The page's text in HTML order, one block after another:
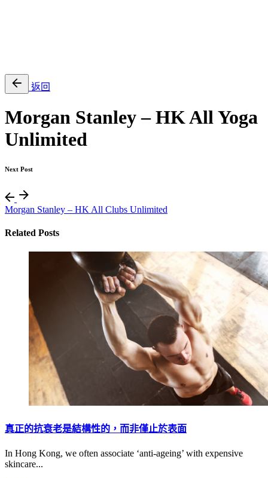
返回
Morgan Stanley – HK All Yoga
Unlimited
Next Post
Morgan Stanley – HK All Clubs Unlimited
Related Posts
真正的抗衰老是結構性的，而非僅止於表面
In Hong Kong, we often associate ‘anti-ageing’ with expensive
skincare...